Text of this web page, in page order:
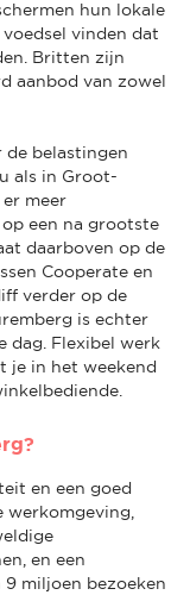
hun lokale
vinden dat
Britten zijn
aanbod van zowel
de belastingen
als in Groot-
meer
een na grootste
daarboven op de
Cooperate en
verder op de
is echter
dag. Flexibel werk
je in het weekend
en een goed
werkomgeving,
en een
miljoen bezoeken